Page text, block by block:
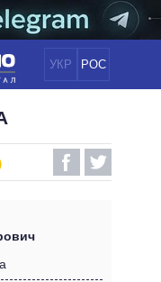
УКР РОС